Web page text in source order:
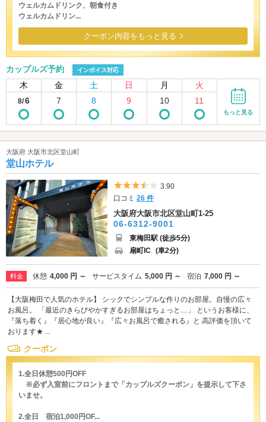
ウェルカムドリンク、朝食付き
ウェルカムドリン...
クーポン内容をもっと見る
カップルズ予約 インボイス対応
木 金 土 日 月 火
8/6 7 8 9 10 11
もっと見る
大阪府 大阪市北区堂山町
堂山ホテル
5つ星のうち3.5
3.90
口コミ26 件
大阪府大阪市北区堂山町1-25
06-6312-9001
東梅田駅 (徒歩5分)
扇町IC (車2分)
料金 休憩 4,000 円 ～ サービスタイム 5,000 円 ～ 宿泊 7,000 円 ～
【大阪梅田で人気のホテル】 シックでシンプルな作りのお部屋。自慢の広々
お風呂。 「最近のきらびやかすぎるお部屋はちょっと…」 というお客様に、
『落ち着く』『居心地が良い』『広々お風呂で癒される』と 高評価を頂いて
おります★ ...
クーポン
1.全日休憩500円OFF
※必ず入室前にフロントまで「カップルズクーポン」を提示して下さ
いませ。
2.全日 宿泊1,000円OF...